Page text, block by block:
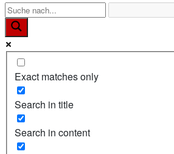
Exact matches only
Search in title
Search in content